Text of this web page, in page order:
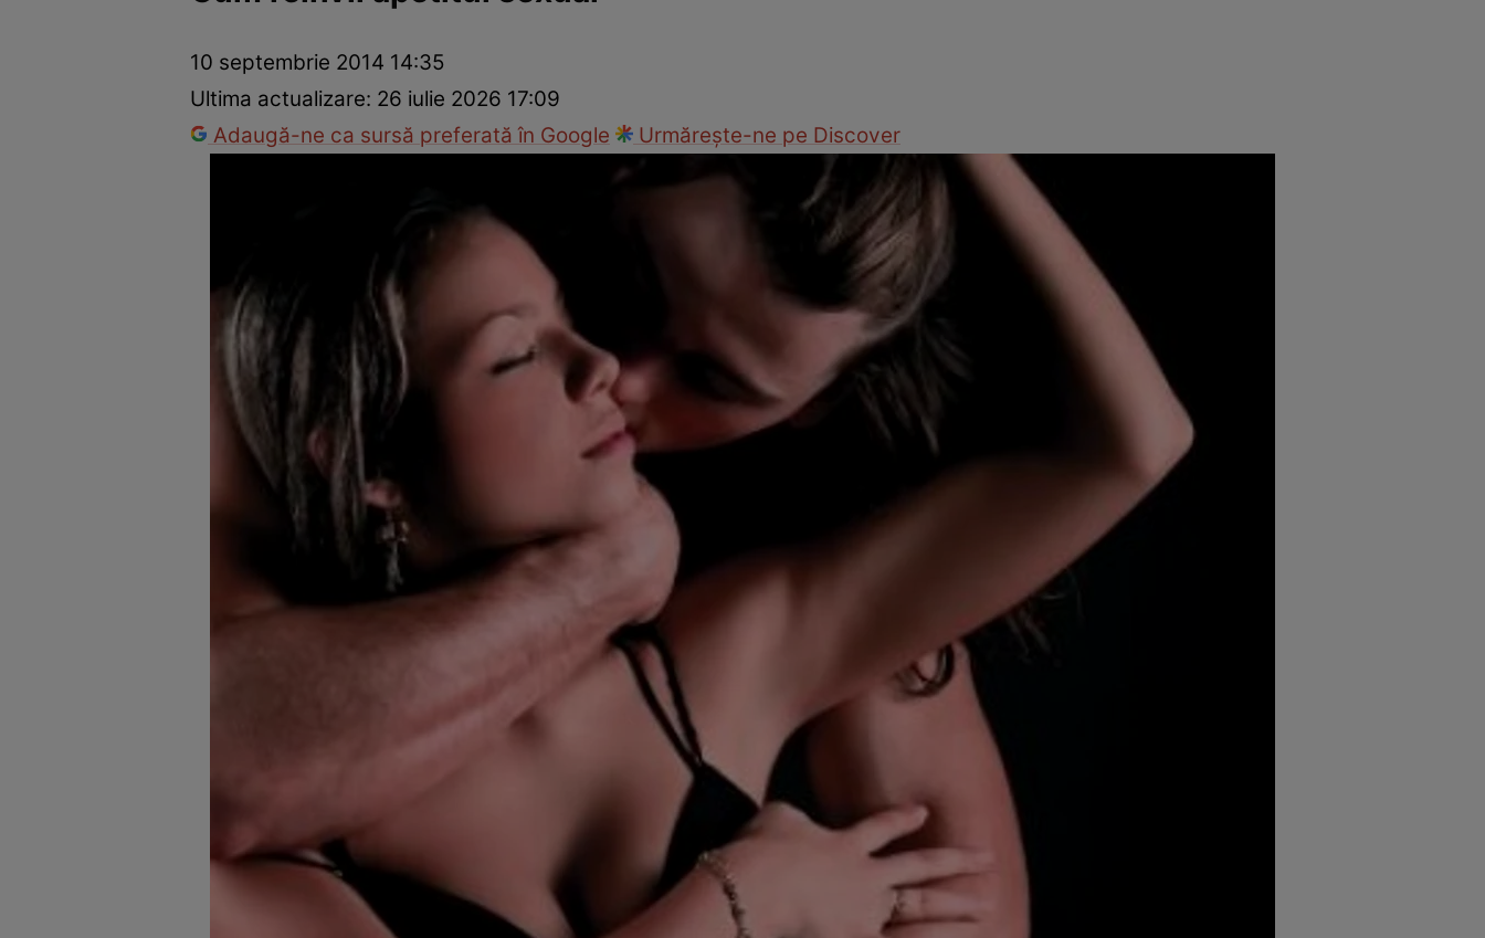
Prevenție și tratamentRemedii naturisteMedicii răspund
10 septembrie 2014 14:35
Ultima actualizare: 26 iulie 2026 17:09
Adaugă-ne ca sursă preferată în Google
Urmărește-ne pe Discover